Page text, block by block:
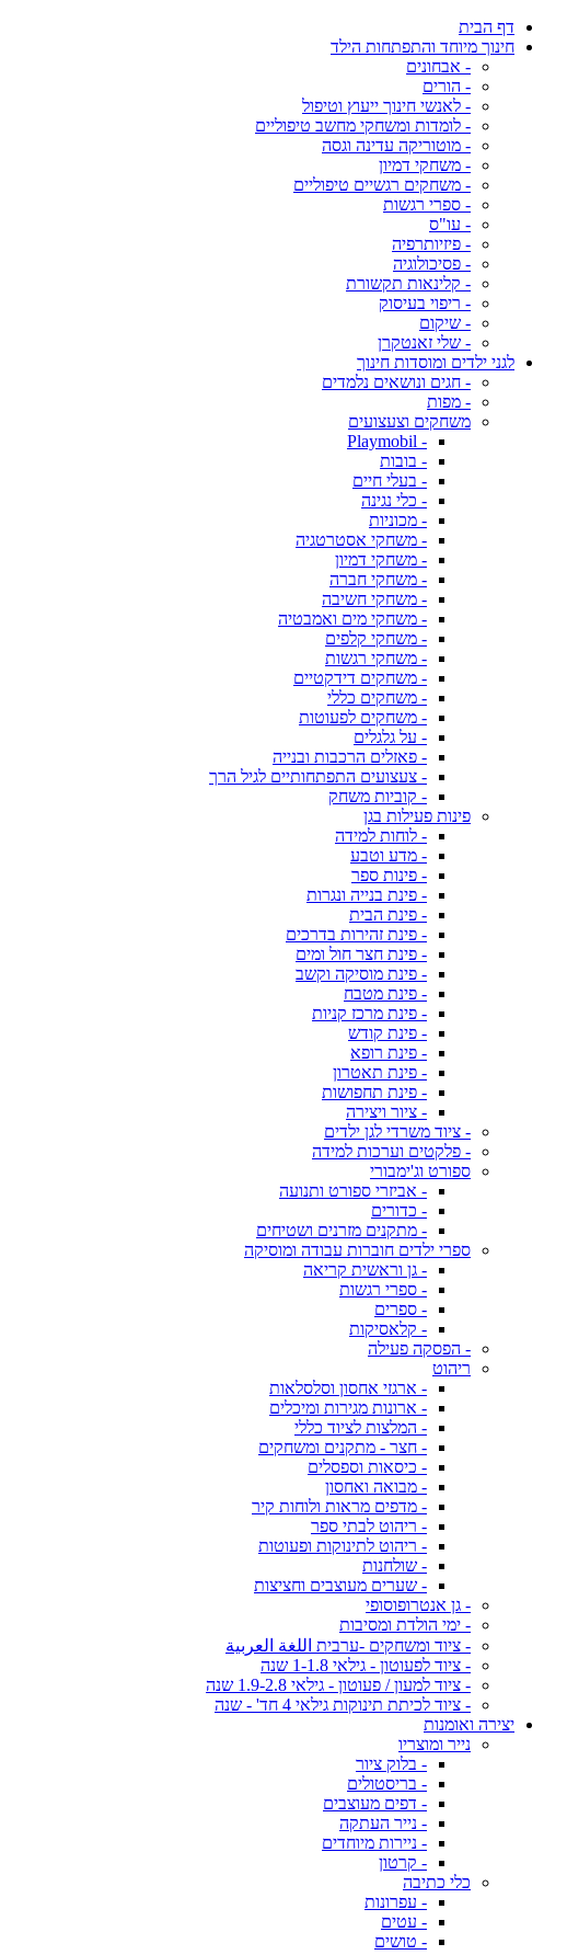
דף הבית
חינוך מיוחד והתפתחות הילד
- אבחונים
- הורים
- לאנשי חינוך ייעוץ וטיפול
- לומדות ומשחקי מחשב טיפוליים
- מוטוריקה עדינה וגסה
- משחקי דמיון
- משחקים רגשיים טיפוליים
- ספרי רגשות
- עו"ס
- פיזיותרפיה
- פסיכולוגיה
- קלינאות תקשורת
- ריפוי בעיסוק
- שיקום
- שלי זאנטקרן
לגני ילדים ומוסדות חינוך
- חגים ונושאים נלמדים
- מפות
משחקים וצעצועים
- Playmobil
- בובות
- בעלי חיים
- כלי נגינה
- מכוניות
- משחקי אסטרטגיה
- משחקי דמיון
- משחקי חברה
- משחקי חשיבה
- משחקי מים ואמבטיה
- משחקי קלפים
- משחקי רגשות
- משחקים דידקטיים
- משחקים כללי
- משחקים לפעוטות
- על גלגלים
- פאזלים הרכבות ובנייה
- צעצועים התפתחותיים לגיל הרך
- קוביות משחק
פינות פעילות בגן
- לוחות למידה
- מדע וטבע
- פינות ספר
- פינת בנייה ונגרות
- פינת הבית
- פינת זהירות בדרכים
- פינת חצר חול ומים
- פינת מוסיקה וקשב
- פינת מטבח
- פינת מרכז קניות
- פינת קודש
- פינת רופא
- פינת תאטרון
- פינת תחפושות
- ציור ויצירה
- ציוד משרדי לגן ילדים
- פלקטים וערכות למידה
ספורט וג'ימבורי
- אביזרי ספורט ותנועה
- כדורים
- מתקנים מזרנים ושטיחים
ספרי ילדים חוברות עבודה ומוסיקה
- גן וראשית קריאה
- ספרי רגשות
- ספרים
- קלאסיקות
- הפסקה פעילה
ריהוט
- ארגזי אחסון וסלסלאות
- ארונות מגירות ומיכלים
- המלצות לציוד כללי
- חצר - מתקנים ומשחקים
- כיסאות וספסלים
- מבואה ואחסון
- מדפים מראות ולוחות קיר
- ריהוט לבתי ספר
- ריהוט לתינוקות ופעוטות
- שולחנות
- שערים מעוצבים וחציצות
- גן אנטרופוסופי
- ימי הולדת ומסיבות
- ציוד ומשחקים -ערבית اللغة العربية
- ציוד לפעוטון - גילאי 1-1.8 שנה
- ציוד למעון / פעוטון - גילאי 1.9-2.8 שנה
- ציוד לכיתת תינוקות גילאי 4 חד' - שנה
יצירה ואומנות
נייר ומוצריו
- בלוק ציור
- בריסטולים
- דפים מעוצבים
- נייר העתקה
- ניירות מיוחדים
- קרטון
כלי כתיבה
- עפרונות
- עטים
- טושים